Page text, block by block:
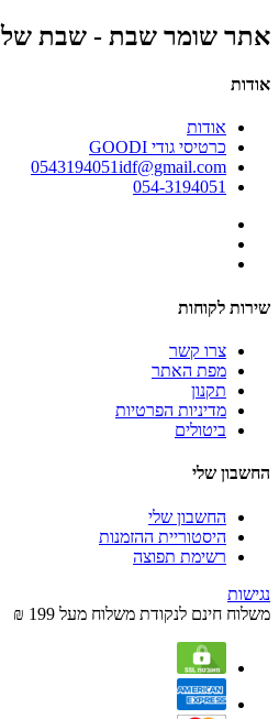
אתר שומר שבת - שבת
אודות
אודות
כרטיסי גודי GOODI
0543194051idf@gmail.com
054-3194051
שירות לקוחות
צרו קשר
מפת האתר
תקנון
מדיניות הפרטיות
ביטולים
החשבון שלי
החשבון שלי
היסטוריית ההזמנות
רשימת תפוצה
נגישות
משלוח חינם לנקודת משלוח מעל 199 ₪